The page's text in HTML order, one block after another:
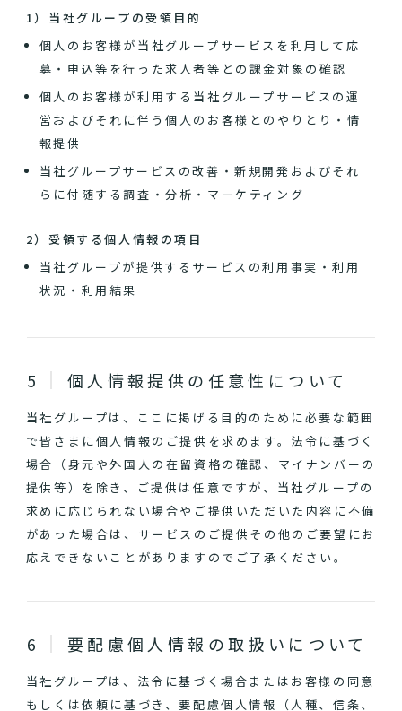
1）当社グループの受領目的
個人のお客様が当社グループサービスを利用して応
募・申込等を行った求人者等との課金対象の確認
個人のお客様が利用する当社グループサービスの運
営およびそれに伴う個人のお客様とのやりとり・情
報提供
当社グループサービスの改善・新規開発およびそれ
らに付随する調査・分析・マーケティング
2）受領する個人情報の項目
当社グループが提供するサービスの利用事実・利用
状況・利用結果
個人情報提供の任意性について
当社グループは、ここに掲げる目的のために必要な範囲
で皆さまに個人情報のご提供を求めます。法令に基づく
場合（身元や外国人の在留資格の確認、マイナンバーの
提供等）を除き、ご提供は任意ですが、当社グループの
求めに応じられない場合やご提供いただいた内容に不備
があった場合は、サービスのご提供その他のご要望にお
応えできないことがありますのでご了承ください。
要配慮個人情報の取扱いについて
当社グループは、法令に基づく場合またはお客様の同意
もしくは依頼に基づき、要配慮個人情報（人種、信条、